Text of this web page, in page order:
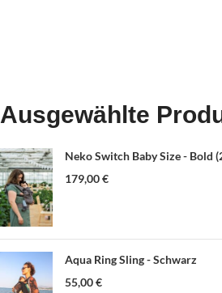
Ausgewählte
Neko Switch Baby Size - Bold
179,00€
Aqua Ring Sling - Schwarz
55,00€